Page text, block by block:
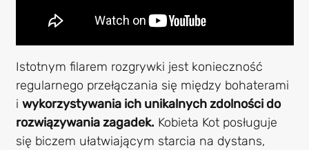
Istotnym filarem rozgrywki jest konieczność
regularnego przełączania się między bohaterami
i wykorzystywania ich unikalnych zdolności do
rozwiązywania zagadek. Kobieta Kot posługuje
się biczem ułatwiającym starcia na dystans,